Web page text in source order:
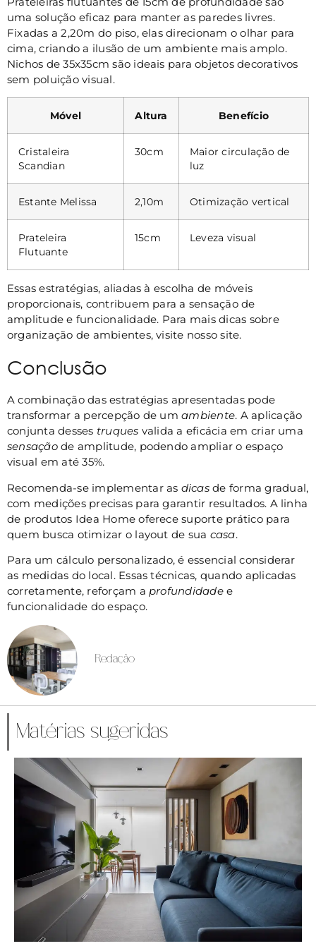
uma solução eficaz para manter as paredes livres.
Fixadas a 2,20m do piso, elas direcionam o olhar para
cima, criando a ilusão de um ambiente mais amplo.
Nichos de 35x35cm são ideais para objetos decorativos
sem poluição visual.
Móvel Altura Benefício
Cristaleira
Scandian
30cm
Maior circulação de
luz
Estante Melissa 2,10m Otimização vertical
Prateleira
Flutuante
15cm Leveza visual
Essas estratégias, aliadas à escolha de móveis
proporcionais, contribuem para a sensação de
amplitude e funcionalidade. Para mais dicas sobre
organização de ambientes, visite nosso site.
Conclusão
A combinação das estratégias apresentadas pode
transformar a percepção de umambiente. A aplicação
conjunta desses truques valida a eficácia em criar uma
sensaçãode amplitude, podendo ampliar o espaço
visual em até 35%.
Recomenda-se implementar as dicasde forma gradual,
com medições precisas para garantir resultados. A linha
de produtos Idea Home oferece suporte prático para
quem busca otimizar o layout de sua casa.
Para um cálculo personalizado, é essencial considerar
as medidas do local. Essas técnicas, quando aplicadas
corretamente, reforçam aprofundidadee
funcionalidade do espaço.
Redação
Matérias sugeridas